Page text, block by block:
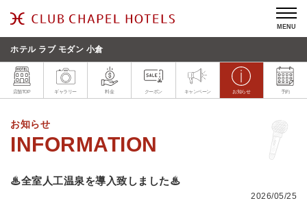
MENU
ホテル ラブ モダン 小倉
店舗TOP ギャラリー 料金 クーポン キャンペーン お知らせ 予約
お知らせ
♨全室人工温泉を導入致しました♨
2026/05/25